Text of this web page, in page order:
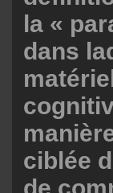
la «
dans
ciblée